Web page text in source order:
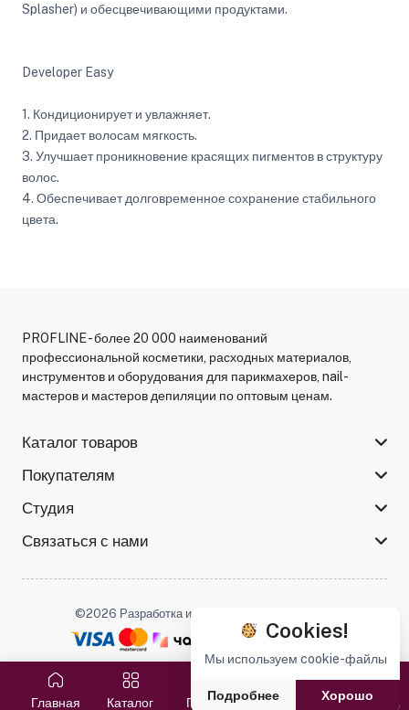
Главная Каталог Поиск Избранное Корзина
Splasher) и обесцвечивающими продуктами.
Developer Easy
1. Кондиционирует и увлажняет.
2. Придает волосам мягкость.
3. Улучшает проникновение красящих пигментов в структуру
волос.
4. Обеспечивает долговременное сохранение стабильного
цвета.
PROFLINE - более 20 000 наименований
профессиональной косметики, расходных материалов,
инструментов и оборудования для парикмахеров, nail-
мастеров и мастеров депиляции по оптовым ценам.
Каталог товаров
Покупателям
Студия
Связаться с нами
©2026 Разработка и поддержка -
Cookies!
Мы используем cookie-файлы
Подробнее Хорошо